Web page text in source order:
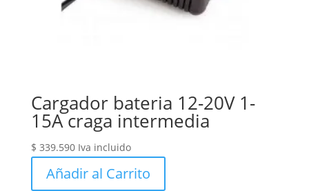
Cargador bateria 12-20V 1-
15A craga intermedia
$ 339.590 Iva incluido
Añadir al Carrito